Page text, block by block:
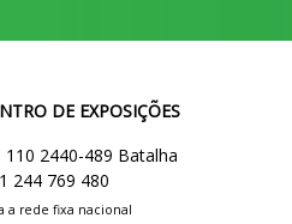
DE EXPOSIÇÕES
2440-489 Batalha
244 769 480
a rede fixa nacional